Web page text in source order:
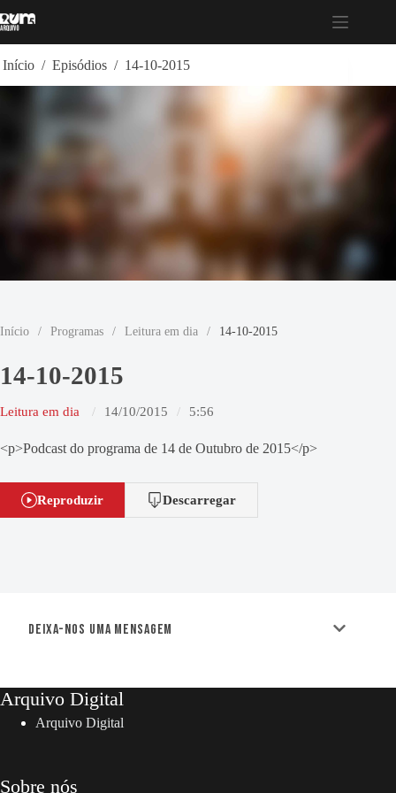
para
Início / Episódios / 14-10-2015
Início / Programas / Leitura em dia / 14-10-2015
14-10-2015
Leitura em dia 14/10/2015 5:56
<p>Podcast do programa de 14 de Outubro de 2015</p>
Reproduzir Descarregar
Deixa-nos uma mensagem
Arquivo Digital
Arquivo Digital
Sobre nós